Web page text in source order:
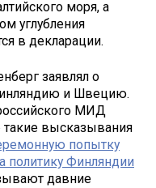
моря, а
углубления
в декларации.
заявлял о
и Швецию.
МИД
такие высказывания
попытку
политику Финляндии
давние